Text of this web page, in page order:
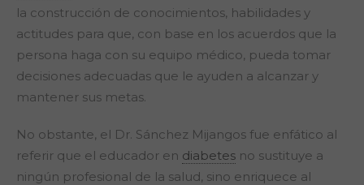
la construcción de conocimientos, habilidades y
actitudes para que, con base en los acuerdos que la
persona haga con su equipo médico, pueda tomar
decisiones adecuadas que le ayuden a alcanzar y
mantener sus metas.
No obstante, el Dr. Sánchez Mijangos fue enfático al
referir que el educador en diabetes no sustituye a
ningún profesional de la salud, sino enriquece al